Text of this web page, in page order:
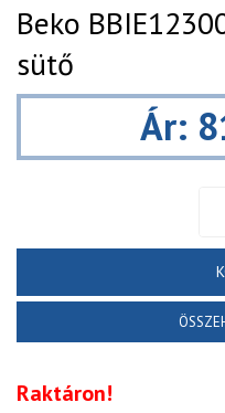
Beko
sütő
Ár:
Raktáron!